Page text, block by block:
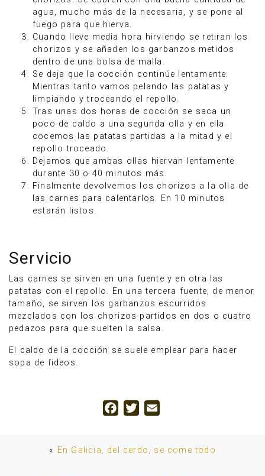
agua, mucho más de la necesaria, y se pone al
fuego para que hierva.
Cuando lleve media hora hirviendo se retiran los
chorizos y se añaden los garbanzos metidos
dentro de una bolsa de malla.
Se deja que la cocción continúe lentamente.
Mientras tanto vamos pelando las patatas y
limpiando y troceando el repollo.
Tras unas dos horas de cocción se saca un
poco de caldo a una segunda olla y en ella
cocemos las patatas partidas a la mitad y el
repollo troceado.
Dejamos que ambas ollas hiervan lentamente
durante 30 o 40 minutos más.
Finalmente devolvemos los chorizos a la olla de
las carnes para calentarlos. En 10 minutos
estarán listos.
Servicio
Las carnes se sirven en una fuente y en otra las
patatas con el repollo. En una tercera fuente, de menor
tamaño, se sirven los garbanzos escurridos
mezclados con los chorizos partidos en dos o cuatro
pedazos para que suelten la salsa.
El caldo de la cocción se suele emplear para hacer
sopa de fideos.
Facebook
Twitter
« En Galicia, del cerdo, se come todo